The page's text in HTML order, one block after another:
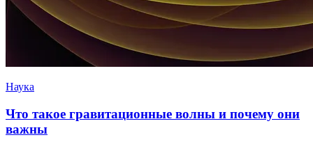
Наука
Что такое гравитационные волны и почему они
важны